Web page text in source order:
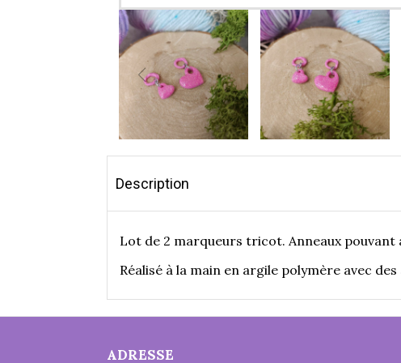
Description
Lot de 2 marqueurs tricot. Anneaux pouvant
Réalisé à la main en argile polymère avec
ADRESSE